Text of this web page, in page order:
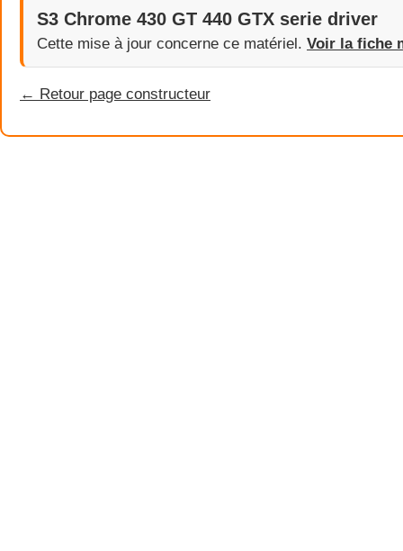
S3 Chrome 430 GT 440 GTX serie driver
Cette mise à jour concerne ce matériel. Voir la fiche
← Retour page constructeur